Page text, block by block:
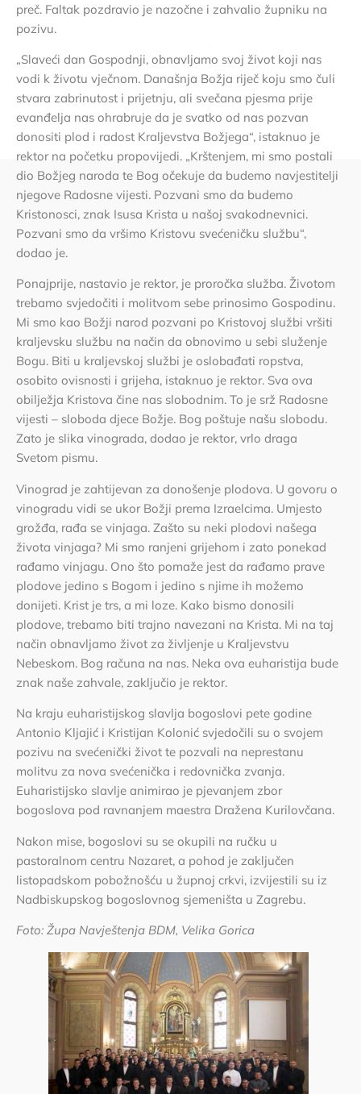
preč. Faltak pozdravio je nazočne i zahvalio župniku na
pozivu.
„Slaveći dan Gospodnji, obnavljamo svoj život koji nas
vodi k životu vječnom. Današnja Božja riječ koju smo čuli
stvara zabrinutost i prijetnju, ali svečana pjesma prije
evanđelja nas ohrabruje da je svatko od nas pozvan
donositi plod i radost Kraljevstva Božjega“, istaknuo je
rektor na početku propovijedi. „Krštenjem, mi smo postali
dio Božjeg naroda te Bog očekuje da budemo navjestitelji
njegove Radosne vijesti. Pozvani smo da budemo
Kristonosci, znak Isusa Krista u našoj svakodnevnici.
Pozvani smo da vršimo Kristovu svećeničku službu“,
dodao je.
Ponajprije, nastavio je rektor, je proročka služba. Životom
trebamo svjedočiti i molitvom sebe prinosimo Gospodinu.
Mi smo kao Božji narod pozvani po Kristovoj službi vršiti
kraljevsku službu na način da obnovimo u sebi služenje
Bogu. Biti u kraljevskoj službi je oslobađati ropstva,
osobito ovisnosti i grijeha, istaknuo je rektor. Sva ova
obilježja Kristova čine nas slobodnim. To je srž Radosne
vijesti – sloboda djece Božje. Bog poštuje našu slobodu.
Zato je slika vinograda, dodao je rektor, vrlo draga
Svetom pismu.
Vinograd je zahtijevan za donošenje plodova. U govoru o
vinogradu vidi se ukor Božji prema Izraelcima. Umjesto
grožđa, rađa se vinjaga. Zašto su neki plodovi našega
života vinjaga? Mi smo ranjeni grijehom i zato ponekad
rađamo vinjagu. Ono što pomaže jest da rađamo prave
plodove jedino s Bogom i jedino s njime ih možemo
donijeti. Krist je trs, a mi loze. Kako bismo donosili
plodove, trebamo biti trajno navezani na Krista. Mi na taj
način obnavljamo život za življenje u Kraljevstvu
Nebeskom. Bog računa na nas. Neka ova euharistija bude
znak naše zahvale, zaključio je rektor.
Na kraju euharistijskog slavlja bogoslovi pete godine
Antonio Kljajić i Kristijan Kolonić svjedočili su o svojem
pozivu na svećenički život te pozvali na neprestanu
molitvu za nova svećenička i redovnička zvanja.
Euharistijsko slavlje animirao je pjevanjem zbor
bogoslova pod ravnanjem maestra Dražena Kurilovčana.
Nakon mise, bogoslovi su se okupili na ručku u
pastoralnom centru Nazaret, a pohod je zaključen
listopadskom pobožnošću u župnoj crkvi, izvijestili su iz
Nadbiskupskog bogoslovnog sjemeništa u Zagrebu.
Foto: Župa Navještenja BDM, Velika Gorica